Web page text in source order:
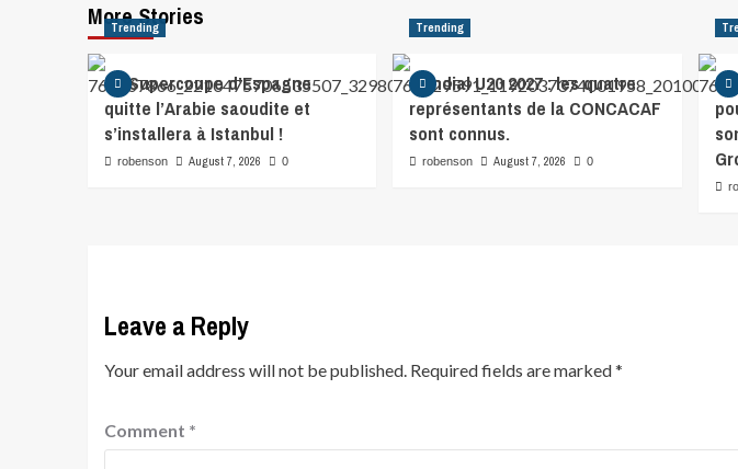
More Stories
Trending
La Supercoupe d’Espagne
quitte l’Arabie saoudite et
s’installera à Istanbul !
robenson August 7, 2026 0
Trending
Mondial U20 2027 : les quatre
représentants de la CONCACAF
sont connus.
robenson August 7, 2026 0
Leave a Reply
Your email address will not be published. Required fields are marked*
Comment *